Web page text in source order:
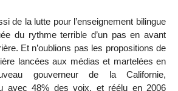
de la lutte pour l’enseignement bilingue
du rythme terrible d’un pas en avant
Et n’oublions pas les propositions de
lancées aux médias et martelées en
gouverneur de la Californie,
avec 48% des voix, et réélu en 2006